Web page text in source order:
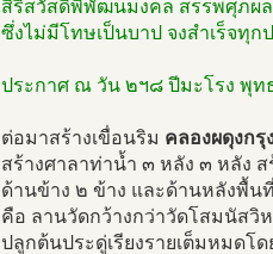
สิริสวัสดิพิพัฒนมงคล สรรพศุภผ
ซึ่งไม่มีโทษเป็นบาป จงสำเร็จทุก
ประกาศ ณ วัน ๒ฯ๘ ปีมะโรง พุท
ต่อมาสร้างเขื่อนริม คลองผดุงกรุ
สร้างศาลาท่าน้ำ ๓ หลัง ๓ หลัง
ด้านข้าง ๒ ข้าง และด้านหลังพื้น
คือ ลานวัดกว้างกว่าวัดโสมนัสวิ
ปลูกต้นประดู่เรียงรายเต็มหมดโ